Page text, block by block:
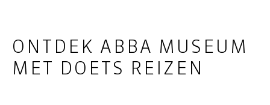
ONTDEK ABBA MUSEUM
MET DOETS REIZEN